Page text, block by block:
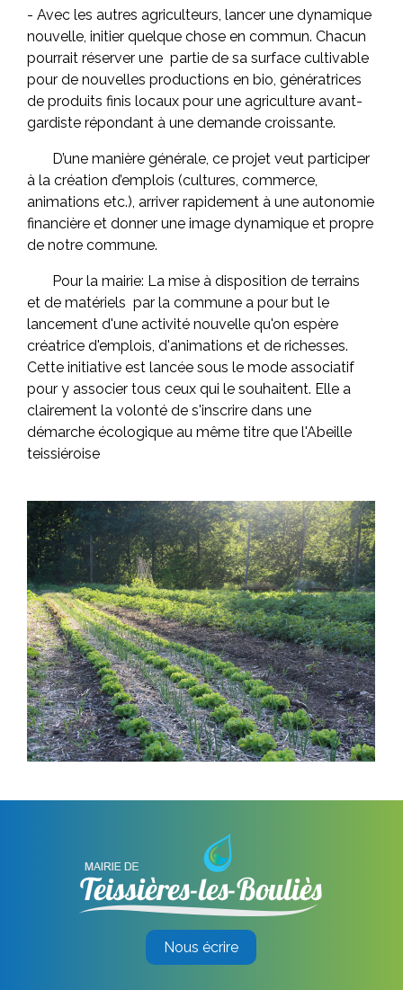
- Avec les autres agriculteurs, lancer une dynamique
nouvelle, initier quelque chose en commun. Chacun
pourrait réserver une partie de sa surface cultivable
pour de nouvelles productions en bio, génératrices
de produits finis locaux pour une agriculture avant-
gardiste répondant à une demande croissante.
D’une manière générale, ce projet veut participer
à la création d’emplois (cultures, commerce,
animations etc.), arriver rapidement à une autonomie
financière et donner une image dynamique et propre
de notre commune.
Pour la mairie: La mise à disposition de terrains
et de matériels par la commune a pour but le
lancement d'une activité nouvelle qu'on espère
créatrice d'emplois, d'animations et de richesses.
Cette initiative est lancée sous le mode associatif
pour y associer tous ceux qui le souhaitent. Elle a
clairement la volonté de s'inscrire dans une
démarche écologique au même titre que l'Abeille
teissiéroise
Nous écrire